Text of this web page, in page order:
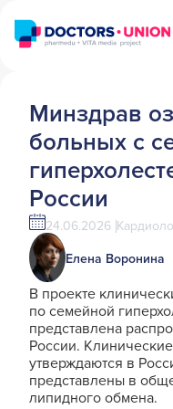
Минздрав
больных с
России
24.06.2026
Елена Воронина
В проекте
по семейной
представлена
России.
утверждаются в
представлены в
липидного обмена.